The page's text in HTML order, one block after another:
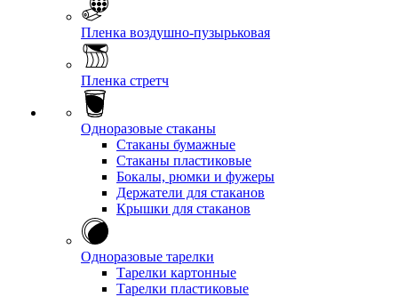
Пленка воздушно-пузырьковая
Пленка стретч
Одноразовые стаканы
Стаканы бумажные
Стаканы пластиковые
Бокалы, рюмки и фужеры
Держатели для стаканов
Крышки для стаканов
Одноразовые тарелки
Тарелки картонные
Тарелки пластиковые